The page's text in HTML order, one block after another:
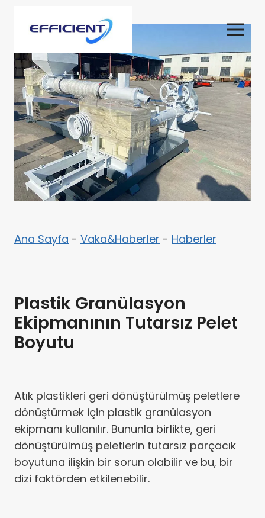
Ana Sayfa - Vaka&Haberler - Haberler
Plastik Granülasyon
Ekipmanının Tutarsız Pelet
Boyutu
Atık plastikleri geri dönüştürülmüş peletlere
dönüştürmek için plastik granülasyon
ekipmanı kullanılır. Bununla birlikte, geri
dönüştürülmüş peletlerin tutarsız parçacık
boyutuna ilişkin bir sorun olabilir ve bu, bir
dizi faktörden etkilenebilir.